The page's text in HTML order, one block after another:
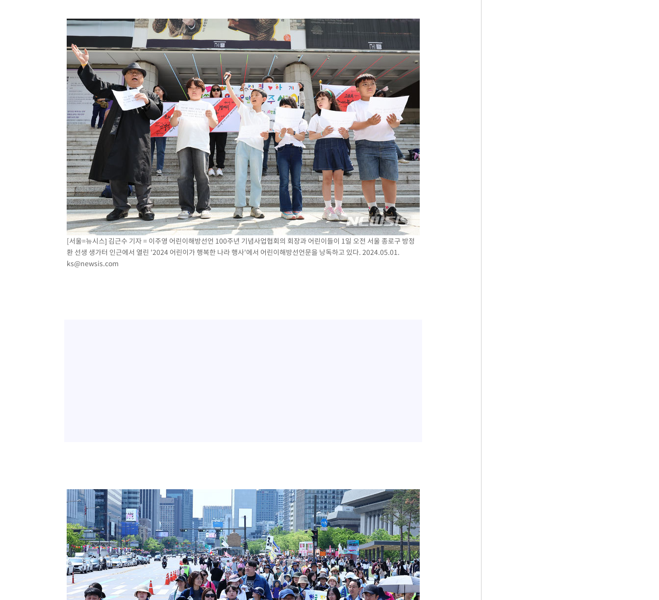
[서울=뉴시스] 김근수 기자 = 이주영 어린이해방선언 100주년 기념사업협회의 회장과 어린이들이 1일 오전 서울 종로구 방정
환 선생 생가터 인근에서 열린 '2024 어린이가 행복한 나라 행사'에서 어린이해방선언문을 낭독하고 있다. 2024.05.01.
ks@newsis.com